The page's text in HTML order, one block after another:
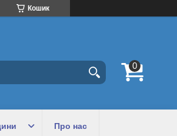
Кошик
Про нас